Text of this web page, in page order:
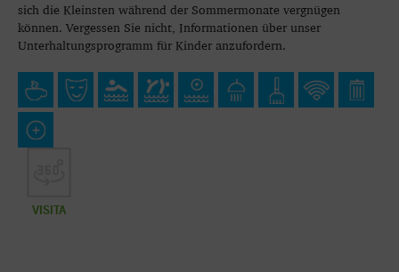
sich die Kleinsten während der Sommermonate vergnügen
können. Vergessen Sie nicht, Informationen über unser
Unterhaltungsprogramm für Kinder anzufordern.
VISITA